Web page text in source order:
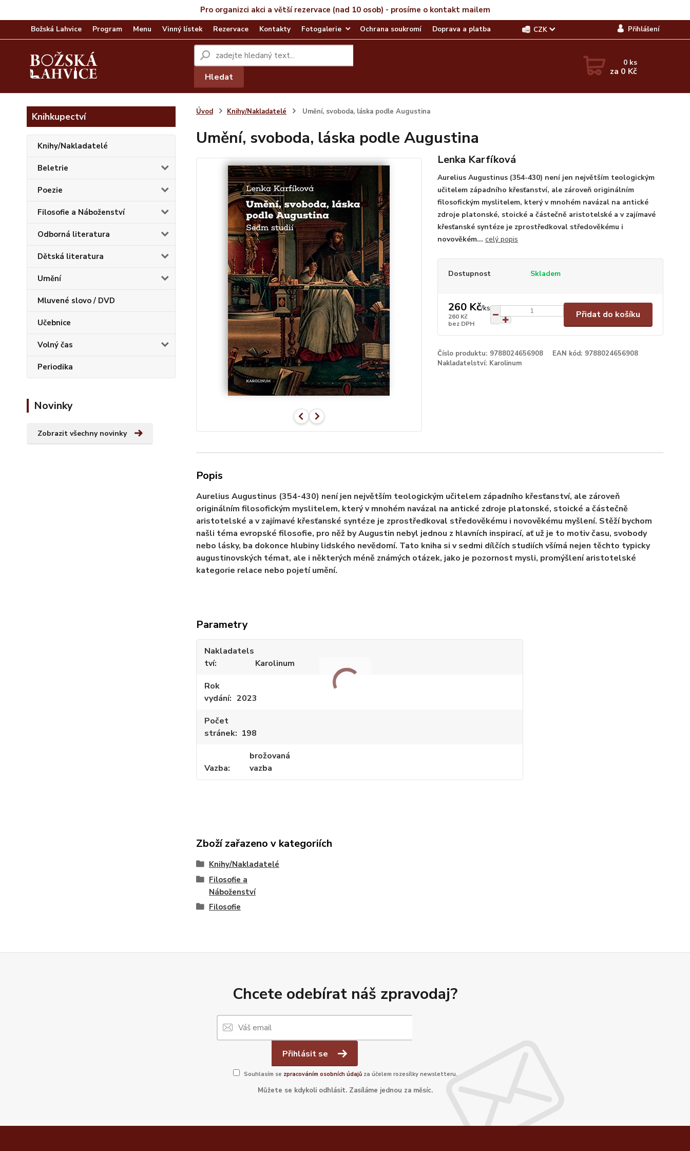
Pro organizci akci a větší rezervace (nad 10 osob) - prosíme o kontakt mailem
Božská Lahvice Program Menu Vinný lístek Rezervace Kontakty Fotogalerie Ochrana soukromí Doprava a platba CZK Přihlášení
Hledat
0 ks
za 0 Kč
Knihkupectví
Knihy/Nakladatelé
Beletrie
Poezie
Filosofie a Náboženství
Odborná literatura
Dětská literatura
Umění
Mluvené slovo / DVD
Učebnice
Volný čas
Periodika
Novinky
Zobrazit všechny novinky
Úvod Knihy/Nakladatelé Umění, svoboda, láska podle Augustina
Umění, svoboda, láska podle Augustina
Lenka Karfíková
Aurelius Augustinus (354-430) není jen největším teologickým
učitelem západního křesťanství, ale zároveň originálním
filosofickým myslitelem, který v mnohém navázal na antické
zdroje platonské, stoické a částečně aristotelské a v zajímavé
křesťanské syntéze je zprostředkoval středověkému i
novověkém... celý popis
Dostupnost Skladem
260 Kč/ks
260 Kč
bez DPH
Přidat do košíku
Číslo produktu: 9788024656908 EAN kód: 9788024656908
Nakladatelství: Karolinum
Popis
Aurelius Augustinus (354-430) není jen největším teologickým učitelem západního křesťanství, ale zároveň
originálním filosofickým myslitelem, který v mnohém navázal na antické zdroje platonské, stoické a částečně
aristotelské a v zajímavé křesťanské syntéze je zprostředkoval středověkému i novověkému myšlení. Stěží bychom
našli téma evropské filosofie, pro něž by Augustin nebyl jednou z hlavních inspirací, ať už je to motiv času, svobody
nebo lásky, ba dokonce hlubiny lidského nevědomí. Tato kniha si v sedmi dílčích studiích všímá nejen těchto typicky
augustinovských témat, ale i některých méně známých otázek, jako je pozornost mysli, promýšlení aristotelské
kategorie relace nebo pojetí umění.
Parametry
Nakladatels
tví
Karolinum
Rok
vydání
2023
Počet
stránek
198
Vazba
brožovaná
vazba
Zboží zařazeno v kategoriích
Knihy/Nakladatelé
Filosofie a
Náboženství
Filosofie
Chcete odebírat náš zpravodaj?
Přihlásit se
Souhlasím se zpracováním osobních údajůza účelem rozesílky newsletteru.
Můžete se kdykoli odhlásit. Zasíláme jednou za měsíc.